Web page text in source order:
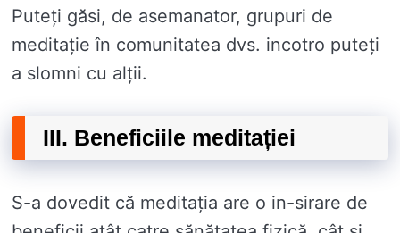
Puteți găsi, de asemanator, grupuri de
meditație în comunitatea dvs. incotro puteți
a slomni cu alții.
III. Beneficiile meditației
S-a dovedit că meditația are o in-sirare de